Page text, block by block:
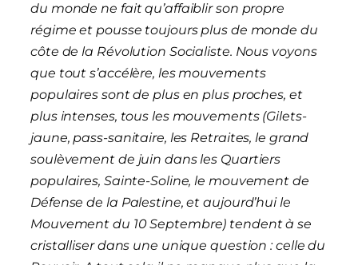
du monde ne fait qu’affaiblir son propre
régime et pousse toujours plus de monde du
côte de la Révolution Socialiste. Nous voyons
que tout s’accélère, les mouvements
populaires sont de plus en plus proches, et
plus intenses, tous les mouvements (Gilets-
jaune, pass-sanitaire, les Retraites, le grand
soulèvement de juin dans les Quartiers
populaires, Sainte-Soline, le mouvement de
Défense de la Palestine, et aujourd’hui le
Mouvement du 10 Septembre) tendent à se
cristalliser dans une unique question : celle du